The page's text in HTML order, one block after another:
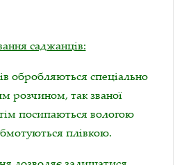
саджанців:
обробляються спеціально
розчином, так званої
посипаються вологою
плівкою.